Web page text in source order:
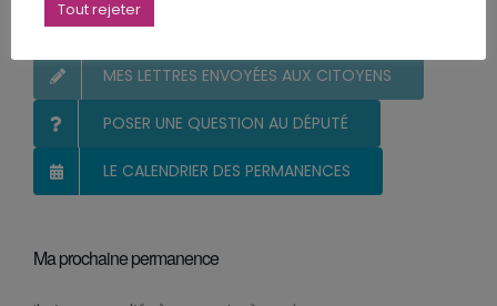
S’INSCRIRE ET RECEVOIR LA NEWSLETTER
MES LETTRES ENVOYÉES AUX CITOYENS
POSER UNE QUESTION AU DÉPUTÉ
LE CALENDRIER DES PERMANENCES
Ma prochaine permanence
Tout rejeter